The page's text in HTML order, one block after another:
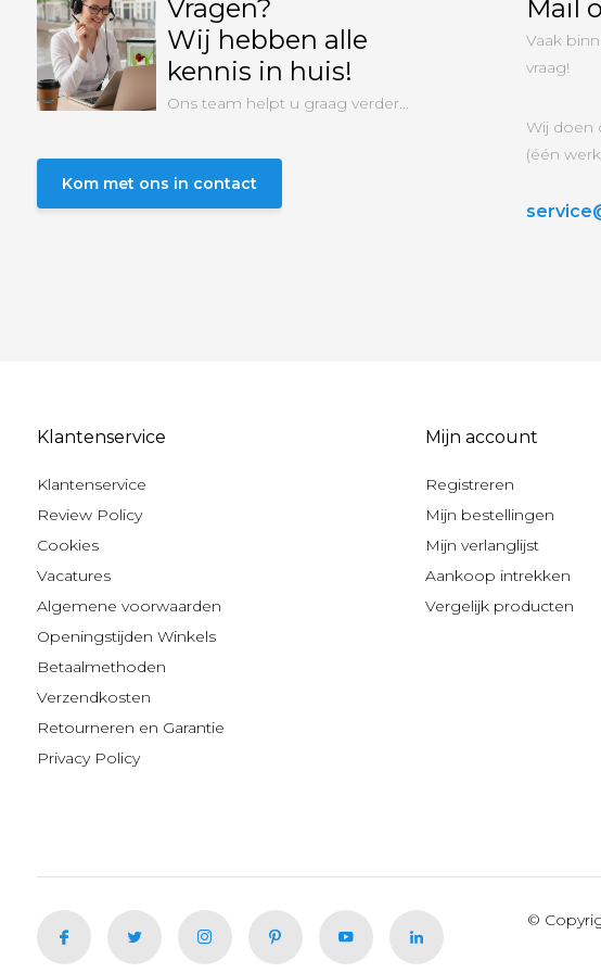
Vragen?
Wij hebben alle
kennis in huis!
Ons team helpt u graag verder...
Kom met ons in contact
Mail
Vaak
vraag!
Wij doen
(één
Klantenservice
Klantenservice
Review Policy
Cookies
Vacatures
Algemene voorwaarden
Openingstijden Winkels
Betaalmethoden
Verzendkosten
Retourneren en Garantie
Privacy Policy
Mijn account
Registreren
Mijn bestellingen
Mijn verlanglijst
Aankoop intrekken
Vergelijk producten
©